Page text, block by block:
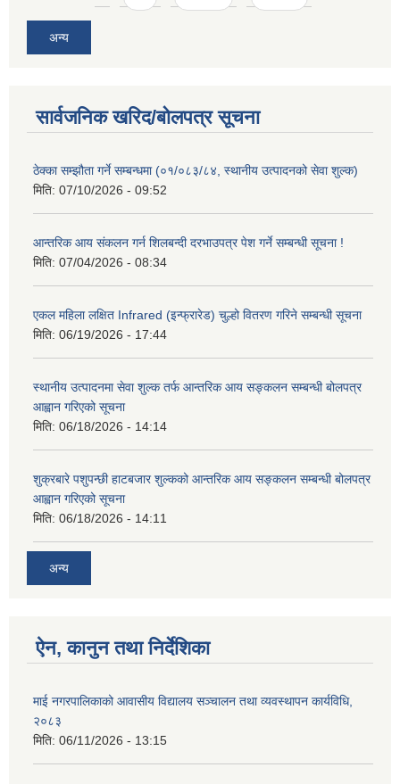
अन्य
सार्वजनिक खरिद/बोलपत्र सूचना
ठेक्का सम्झौता गर्ने सम्बन्धमा (०१/०८३/८४, स्थानीय उत्पादनको सेवा शुल्क)
मिति: 07/10/2026 - 09:52
आन्तरिक आय संकलन गर्न शिलबन्दी दरभाउपत्र पेश गर्ने सम्बन्धी सूचना !
मिति: 07/04/2026 - 08:34
एकल महिला लक्षित Infrared (इन्फ्रारेड) चुल्हो वितरण गरिने सम्बन्धी सूचना
मिति: 06/19/2026 - 17:44
स्थानीय उत्पादनमा सेवा शुल्क तर्फ आन्तरिक आय सङ्कलन सम्बन्धी बोलपत्र
आह्वान गरिएको सूचना
मिति: 06/18/2026 - 14:14
शुक्रबारे पशुपन्छी हाटबजार शुल्कको आन्तरिक आय सङ्कलन सम्बन्धी बोलपत्र
आह्वान गरिएको सूचना
मिति: 06/18/2026 - 14:11
अन्य
ऐन, कानुन तथा निर्देशिका
माई नगरपालिकाको आवासीय विद्यालय सञ्चालन तथा व्यवस्थापन कार्यविधि,
२०८३
मिति: 06/11/2026 - 13:15